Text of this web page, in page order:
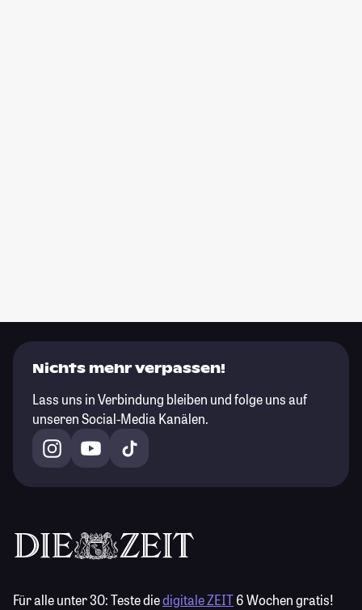
Nichts mehr verpassen!
Lass uns in Verbindung bleiben und folge uns auf
unseren Social-Media Kanälen.
Für alle unter 30:Teste diedigitale ZEIT6 Wochen gratis!